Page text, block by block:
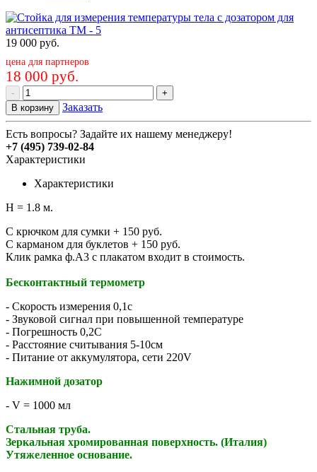
19 000 руб.
цена для партнеров
18 000 руб.
-
+
В корзину
Заказать
Есть вопросы? Задайте их нашему менеджеру!
+7 (495) 739-02-84
Характеристики
Характеристики
H = 1.8 м.
С крючком для сумки + 150 руб.
С карманом для буклетов + 150 руб.
Клик рамка ф.А3 с плакатом входит в стоимость.
Бесконтактный термометр
- Скорость измерения 0,1с
- Звуковой сигнал при повышенной температуре
- Погрешность 0,2С
- Расстояние считывания 5-10см
- Питание от аккумулятора, сети 220V
Нажимной дозатор
- V = 1000 мл
Стальная труба.
Зеркальная хромированная поверхность. (Италия)
Утяжеленное основание.